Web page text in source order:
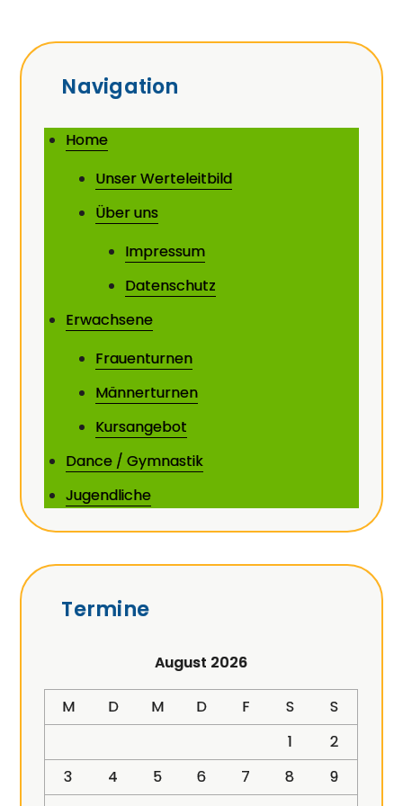
Navigation
Home
Unser Werteleitbild
Über uns
Impressum
Datenschutz
Erwachsene
Frauenturnen
Männerturnen
Kursangebot
Dance / Gymnastik
Jugendliche
Termine
August 2026
M D M D F S
S
1
2
3
4 5 6 7 8
9